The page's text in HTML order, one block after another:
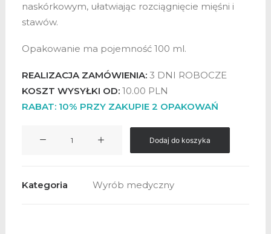
naskórkowym, ułatwiając rozciągnięcie mięśni i
stawów.
Opakowanie ma pojemność 100 ml.
REALIZACJA ZAMÓWIENIA: 3 DNI ROBOCZE
KOSZT WYSYŁKI OD: 10.00 PLN
RABAT: 10% PRZY ZAKUPIE 2 OPAKOWAŃ
pianka
Dodaj do koszyka
Kategoria Wyrób medyczny